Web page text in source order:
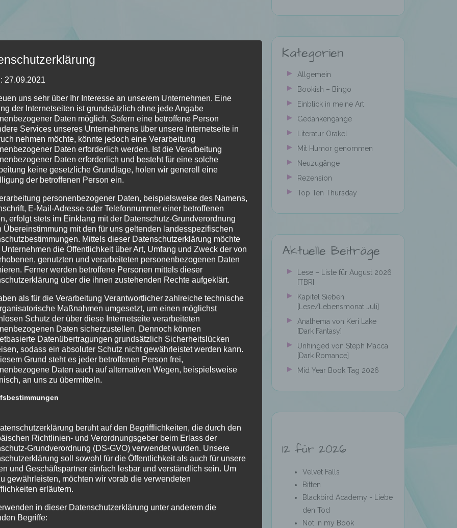
Kategorien
Allgemein
Bookish – Bingo
Einblick in meine Art
Gedankengänge
Literatur Orakel
Mit Humor genommen
Neuzugänge
Rezension
Top Ten Thursday
Aktuelle Beiträge
Lese – Liste für August 2026
[TBR]
Kapitel Sieben
[Lese/Lebensmonat Juli]
Anathema von Keri Lake
[Dark Fantasy]
Unhinged von Steph Macca
[Dark Romance]
Mid Year Book Tag 2026
12 für 2026
Velvet Falls
Bitten
Blackbird Academy - Liebe
den Tod
Not in my Book
27.09.2021
uns sehr über Ihr Interesse an unserem Unternehmen. Eine
der Internetseiten ist grundsätzlich ohne jede Angabe
Daten möglich. Sofern eine betroffene Person
Services unseres Unternehmens über unsere Internetseite in
nehmen möchte, könnte jedoch eine Verarbeitung
Daten erforderlich werden. Ist die Verarbeitung
Daten erforderlich und besteht für eine solche
keine gesetzliche Grundlage, holen wir generell eine
der betroffenen Person ein.
personenbezogener Daten, beispielsweise des Namens,
E-Mail-Adresse oder Telefonnummer einer betroffenen
erfolgt stets im Einklang mit der Datenschutz-Grundverordnung
Übereinstimmung mit den für uns geltenden landesspezifischen
Mittels dieser Datenschutzerklärung möchte
die Öffentlichkeit über Art, Umfang und Zweck der von
genutzten und verarbeiteten personenbezogenen Daten
Ferner werden betroffene Personen mittels dieser
über die ihnen zustehenden Rechte aufgeklärt.
als für die Verarbeitung Verantwortlicher zahlreiche technische
Maßnahmen umgesetzt, um einen möglichst
Schutz der über diese Internetseite verarbeiteten
Daten sicherzustellen. Dennoch können
Datenübertragungen grundsätzlich Sicherheitslücken
sodass ein absoluter Schutz nicht gewährleistet werden kann.
Grund steht es jeder betroffenen Person frei,
Daten auch auf alternativen Wegen, beispielsweise
an uns zu übermitteln.
beruht auf den Begrifflichkeiten, die durch den
Richtlinien- und Verordnungsgeber beim Erlass der
Grundverordnung (DS-GVO) verwendet wurden. Unsere
soll sowohl für die Öffentlichkeit als auch für unsere
und Geschäftspartner einfach lesbar und verständlich sein. Um
gewährleisten, möchten wir vorab die verwendeten
erläutern.
in dieser Datenschutzerklärung unter anderem die
Begriffe: